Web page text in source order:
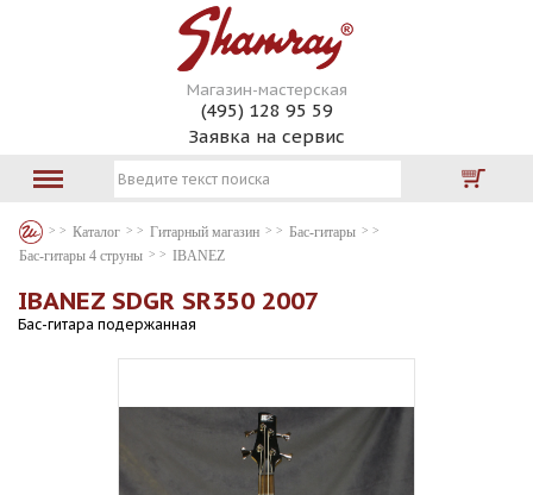
Магазин-мастерская
(495) 128 95 59
Заявка на сервис
Каталог Гитарный магазин
Бас-гитары
Бас-гитары 4 струны
IBANEZ
IBANEZ SDGR SR350 2007
Бас-гитара подержанная